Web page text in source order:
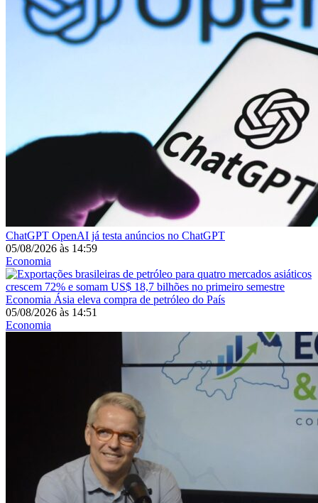
ChatGPT OpenAI já testa anúncios no ChatGPT
05/08/2026 às 14:59
Economia
Economia Ásia eleva compra de petróleo do País
05/08/2026 às 14:51
Economia